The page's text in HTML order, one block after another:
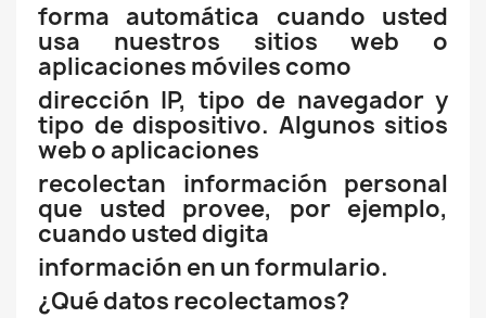
forma automática cuando usted
usa nuestros sitios web o
aplicaciones móviles como
dirección IP, tipo de navegador y
tipo de dispositivo. Algunos sitios
web o aplicaciones
recolectan información personal
que usted provee, por ejemplo,
cuando usted digita
información en un formulario.
¿Qué datos recolectamos?